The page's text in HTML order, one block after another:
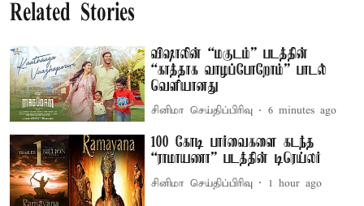
Related Stories
விஷாலின் “மகுடம்” படத்தின்
“காத்தாக வாழப்போறோம்” பாடல்
வெளியானது
சினிமா செய்திப்பிரிவு 6 minutes ago
100 கோடி பார்வைகளை கடந்த
“ராமாயணா” படத்தின் டிரெய்லர்
சினிமா செய்திப்பிரிவு 1 hour ago